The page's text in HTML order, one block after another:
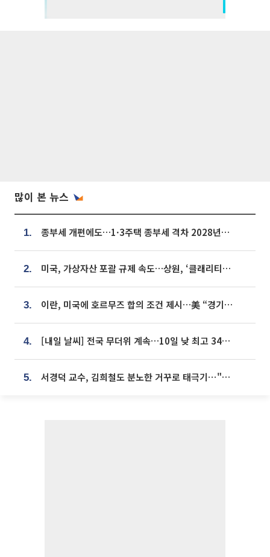
많이 본 뉴스
1. 종부세 개편에도…1·3주택 종부세 격차 2028년부터 확대
2. 미국, 가상자산 포괄 규제 속도…상원, ‘클래리티법’ 9월 절차투표 추진
3. 이란, 미국에 호르무즈 합의 조건 제시…美 “경기 아직 안 끝나” [종합]
4. [내일 날씨] 전국 무더위 계속…10일 낮 최고 34도 육박
5. 서경덕 교수, 김희철도 분노한 거꾸로 태극기⋯"엉터리는 아냐, 아쉬울 뿐"